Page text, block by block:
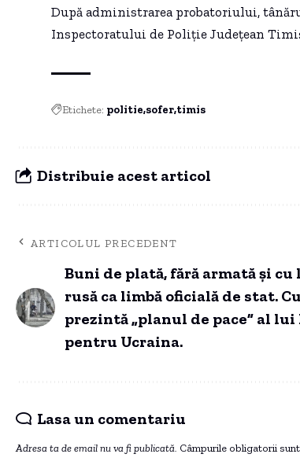
După administrarea probatoriului,
Inspectoratului de Poliție Județean
Etichete: politie sofertimis
Distribuie acest articol
ARTICOLUL PRECEDENT
Buni de plată, fără armată și cu
rusă ca limbă oficială de stat.
prezintă „planul de pace” al
pentru Ucraina.
Lasa un comentariu
Adresa ta de email nu va fi publicată. Câmpurile obligatorii